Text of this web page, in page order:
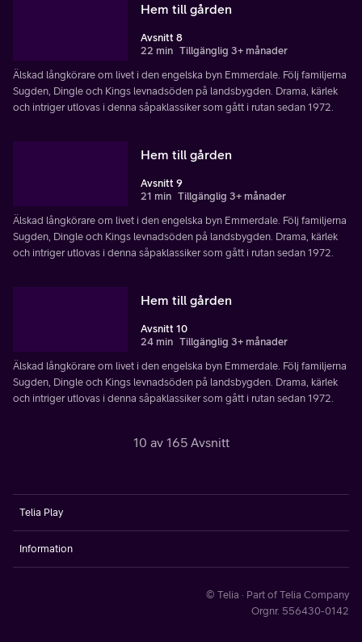
Hem till gården
Avsnitt 8
22 min Tillgänglig 3+ månader
Älskad långkörare om livet i den engelska byn Emmerdale. Följ familjerna
Sugden, Dingle och Kings levnadsöden på landsbygden. Drama, kärlek
och intriger utlovas i denna såpaklassiker som gått i rutan sedan 1972.
Hem till gården
Avsnitt 9
21 min Tillgänglig 3+ månader
Älskad långkörare om livet i den engelska byn Emmerdale. Följ familjerna
Sugden, Dingle och Kings levnadsöden på landsbygden. Drama, kärlek
och intriger utlovas i denna såpaklassiker som gått i rutan sedan 1972.
Hem till gården
Avsnitt 10
24 min Tillgänglig 3+ månader
Älskad långkörare om livet i den engelska byn Emmerdale. Följ familjerna
Sugden, Dingle och Kings levnadsöden på landsbygden. Drama, kärlek
och intriger utlovas i denna såpaklassiker som gått i rutan sedan 1972.
10 av 165 Avsnitt
Telia Play
Information
© Telia · Part of Telia Company
Orgnr. 556430-0142